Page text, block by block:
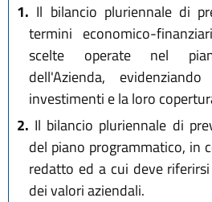
1. Il bilancio pluriennale di
termini economico-
scelte operate nel
dell'Azienda,
investimenti e la loro
2. Il bilancio pluriennale di
del piano programmatico, in
redatto ed a cui deve
dei valori aziendali.